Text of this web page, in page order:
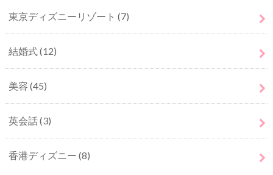
東京ディズニーリゾート (7)
結婚式(12)
美容 (45)
英会話(3)
香港ディズニー (8)